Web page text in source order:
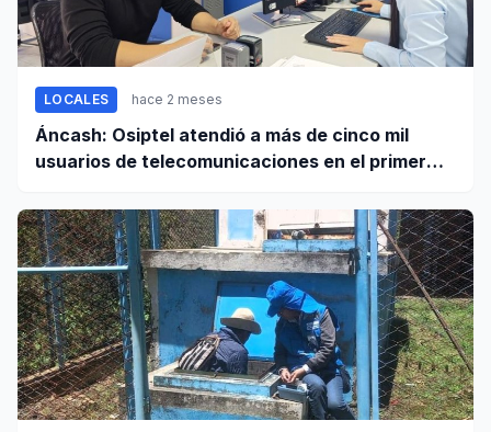
LOCALES hace 2 meses
Áncash: Osiptel atendió a más de cinco mil
usuarios de telecomunicaciones en el primer